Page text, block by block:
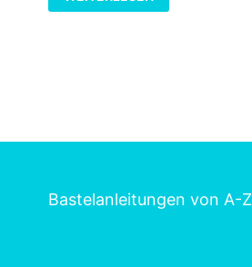
BESTEN
Bastelanleitungen von A-Z